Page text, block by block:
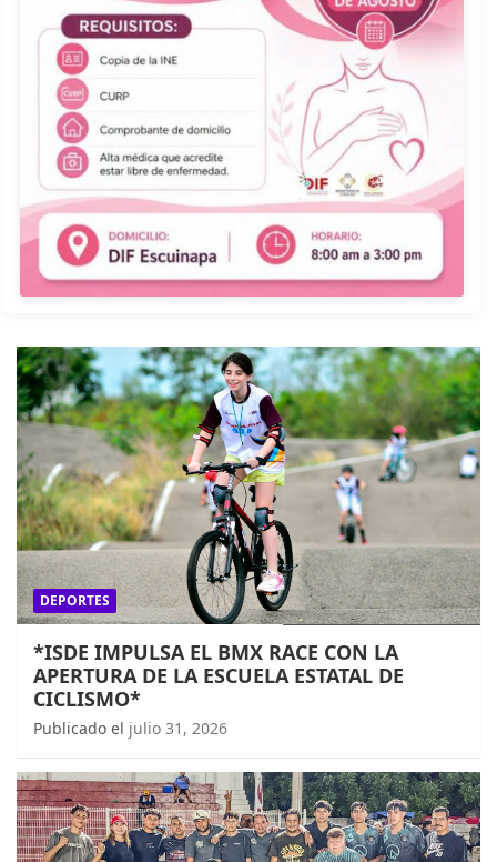
DEPORTES
*ISDE IMPULSA EL BMX RACE CON LA
APERTURA DE LA ESCUELA ESTATAL DE
CICLISMO*
Publicado el julio 31, 2026